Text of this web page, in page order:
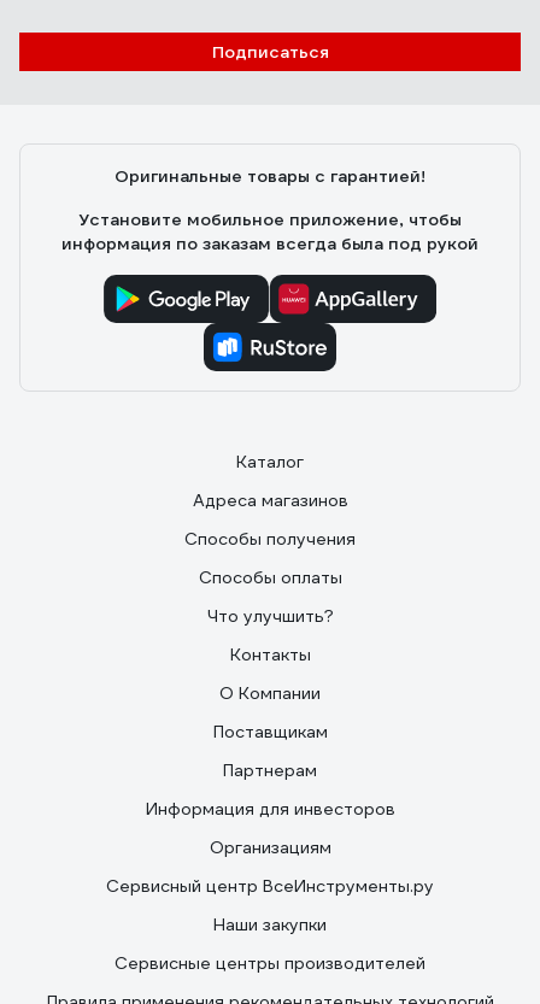
Подписаться
Оригинальные товары с гарантией!
Установите мобильное приложение, чтобы
информация по заказам всегда была под рукой
Каталог
Адреса магазинов
Способы получения
Способы оплаты
Что улучшить?
Контакты
О Компании
Поставщикам
Партнерам
Информация для инвесторов
Организациям
Сервисный центр ВсеИнструменты.ру
Наши закупки
Сервисные центры производителей